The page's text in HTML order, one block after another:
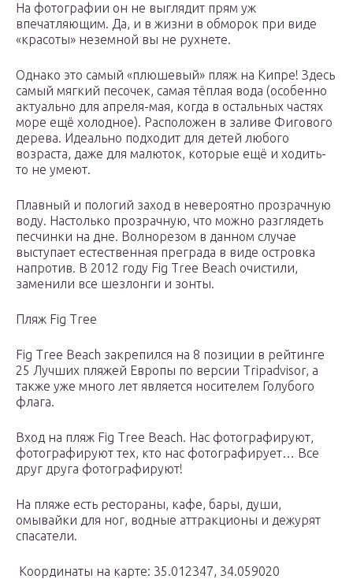
На фотографии он не выглядит прям уж
впечатляющим. Да, и в жизни в обморок при виде
«красоты» неземной вы не рухнете.
Однако это самый «плюшевый» пляж на Кипре! Здесь
самый мягкий песочек, самая тёплая вода (особенно
актуально для апреля-мая, когда в остальных частях
море ещё холодное). Расположен в заливе Фигового
дерева. Идеально подходит для детей любого
возраста, даже для малюток, которые ещё и ходить-
то не умеют.
Плавный и пологий заход в невероятно прозрачную
воду. Настолько прозрачную, что можно разглядеть
песчинки на дне. Волнорезом в данном случае
выступает естественная преграда в виде островка
напротив. В 2012 году Fig Tree Beach очистили,
заменили все шезлонги и зонты.
Пляж Fig Tree
Fig Tree Beach закрепился на 8 позиции в рейтинге
25 Лучших пляжей Европы по версии Tripadvisor, а
также уже много лет является носителем Голубого
флага.
Вход на пляж Fig Tree Beach. Нас фотографируют,
фотографируют тех, кто нас фотографирует… Все
друг друга фотографируют!
На пляже есть рестораны, кафе, бары, души,
омывайки для ног, водные аттракционы и дежурят
спасатели.
Координаты на карте: 35.012347, 34.059020